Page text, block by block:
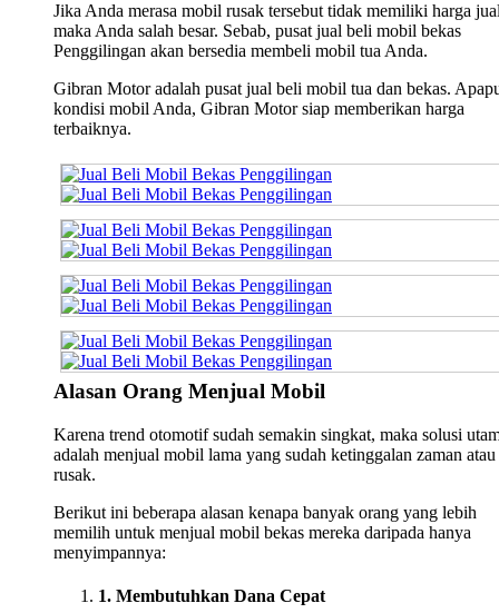
Jika Anda merasa mobil rusak tersebut tidak memiliki harga
maka Anda salah besar. Sebab, pusat jual beli mobil bekas
Penggilingan akan bersedia membeli mobil tua Anda.
Gibran Motor adalah pusat jual beli mobil tua dan bekas.
kondisi mobil Anda, Gibran Motor siap memberikan harga
terbaiknya.
Alasan Orang Menjual Mobil
Karena trend otomotif sudah semakin singkat, maka solusi
adalah menjual mobil lama yang sudah ketinggalan zaman atau
rusak.
Berikut ini beberapa alasan kenapa banyak orang yang lebih
memilih untuk menjual mobil bekas mereka daripada hanya
menyimpannya:
1. Membutuhkan Dana Cepat